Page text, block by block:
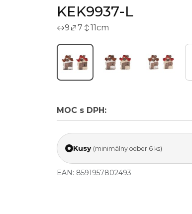
KEK9937-L
9 7 11cm
MOC s DPH:
Kusy (minimálny odber 6 ks)
EAN: 8591957802493